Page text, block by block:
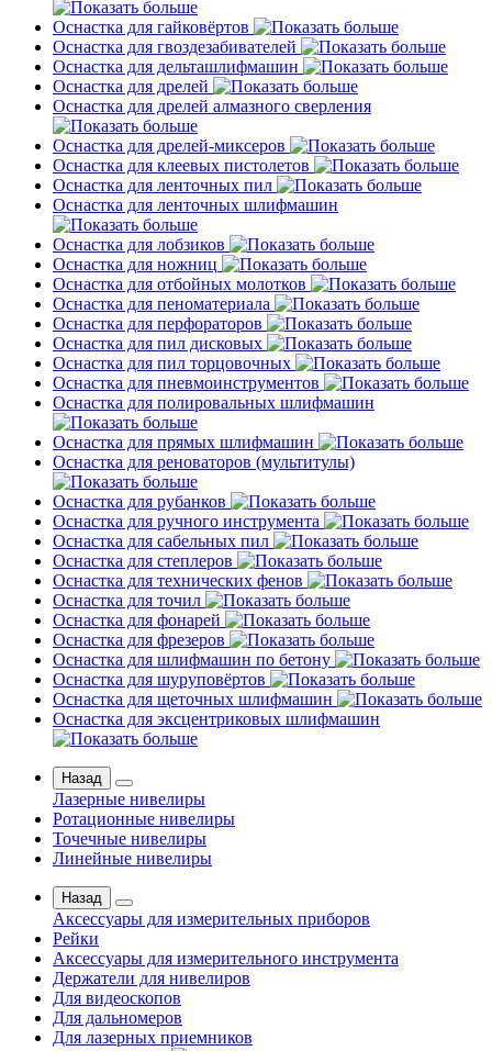
Оснастка для гайковёртов
Оснастка для гвоздезабивателей
Оснастка для дельташлифмашин
Оснастка для дрелей
Оснастка для дрелей алмазного сверления
Оснастка для дрелей-миксеров
Оснастка для клеевых пистолетов
Оснастка для ленточных пил
Оснастка для ленточных шлифмашин
Оснастка для лобзиков
Оснастка для ножниц
Оснастка для отбойных молотков
Оснастка для пеноматериала
Оснастка для перфораторов
Оснастка для пил дисковых
Оснастка для пил торцовочных
Оснастка для пневмоинструментов
Оснастка для полировальных шлифмашин
Оснастка для прямых шлифмашин
Оснастка для реноваторов (мультитулы)
Оснастка для рубанков
Оснастка для ручного инструмента
Оснастка для сабельных пил
Оснастка для степлеров
Оснастка для технических фенов
Оснастка для точил
Оснастка для фонарей
Оснастка для фрезеров
Оснастка для шлифмашин по бетону
Оснастка для шуруповёртов
Оснастка для щеточных шлифмашин
Оснастка для эксцентриковых шлифмашин
Назад
Лазерные нивелиры
Ротационные нивелиры
Точечные нивелиры
Линейные нивелиры
Назад
Аксессуары для измерительных приборов
Рейки
Аксессуары для измерительного инструмента
Держатели для нивелиров
Для видеоскопов
Для дальномеров
Для лазерных приемников